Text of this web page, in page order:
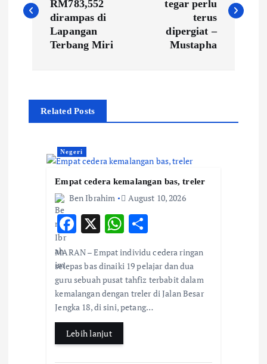
s
RM783,552
dirampas di
Lapangan
Terbang Miri
tegar perlu
terus
dipergiat –
Mustapha
Related Posts
Negeri
Empat cedera kemalangan bas, treler
Ben Ibrahim August 10, 2026
F
ac
e
b
o
o
k
X W
h
at
s
A
ar
e
MARAN – Empat individu cedera ringan
selepas bas dinaiki 19 pelajar dan dua
guru sebuah pusat tahfiz terbabit dalam
kemalangan dengan treler di Jalan Besar
Jengka 18, di sini, petang…
Lebih lanjut